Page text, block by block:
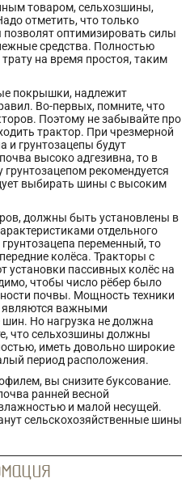
товаром, сельхозшины,
отметить, что только
оптимизировать силы
средства. Полностью
на время простоя, таким
покрышки, надлежит
Во-первых, помните, что
Поэтому не забывайте про
трактор. При чрезмерной
и грунтозацепы будут
высоко адгезивна, то в
рекомендуется
выбирать шины с высоким
должны быть установлены в
отдельного
переменный, то
колёса. Тракторы с
установки пассивных колёс на
чтобы число рёбер было
почвы. Мощность техники
являются важными
Но нагрузка не должна
что сельхозшины должны
иметь довольно широкие
период расположения.
вы снизите буксование.
ранней весной
и малой несущей.
сельскохозяйственные шины